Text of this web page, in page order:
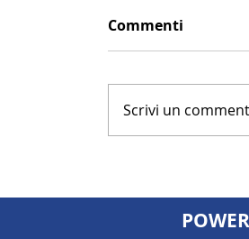
Patrimonio
Commenti
Scrivi un